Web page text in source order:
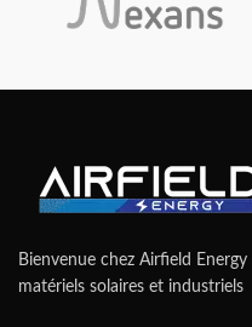
Bienvenue chez Airfield
matériels solaires et industriels